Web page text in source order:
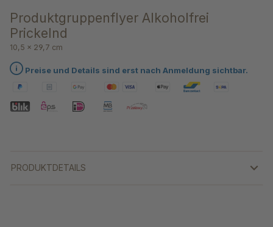
Produktgruppenflyer Alkoholfrei
Prickelnd
10,5 x 29,7 cm
Preise und Details sind erst nach Anmeldung sichtbar.
PRODUKTDETAILS